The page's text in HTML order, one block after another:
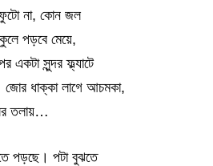
ফুটো না, কোন জল
পড়বে মেয়ে,
একটা সুন্দর ফ্ল্যাটে
ধাক্কা লাগে আচমকা,
তলায়…
পড়ছে। পটা বুঝতে